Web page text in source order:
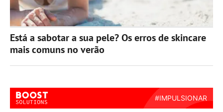
Está a sabotar a sua pele? Os erros de skincare
mais comuns no verão